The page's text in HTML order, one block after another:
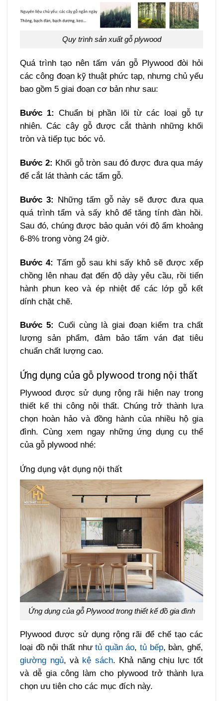
Quy trình sản xuất gỗ plywood
Quá trình tạo nên tấm ván gỗ Plywood đòi hỏi
các công đoạn kỹ thuật phức tạp, nhưng chủ yếu
bao gồm 5 giai đoạn cơ bản như sau:
Bước 1: Chuẩn bị phần lõi từ các loại gỗ tự
nhiên. Các cây gỗ được cắt thành những khối
tròn và tiếp tục bóc vỏ.
Bước 2: Khối gỗ tròn sau đó được đưa qua máy
để cắt lát thành các tấm gỗ.
Bước 3: Những tấm gỗ này sẽ được đưa qua
quá trình tẩm và sấy khô để tăng tính đàn hồi.
Sau đó, chúng được bảo quản với độ ẩm khoảng
6-8% trong vòng 24 giờ.
Bước 4: Tấm gỗ sau khi sấy khô sẽ được xếp
chồng lên nhau đạt đến độ dày yêu cầu, rồi tiến
hành phun keo và ép nhiệt để các lớp gỗ kết
dính chặt chẽ.
Bước 5: Cuối cùng là giai đoạn kiểm tra chất
lượng sản phẩm, đảm bảo tấm ván đạt tiêu
chuẩn chất lượng cao.
Ứng dụng của gỗ plywood trong nội thất
Plywood được sử dụng rộng rãi hiện nay trong
thiết kế thi công nội thất. Chúng trở thành lựa
chọn hoàn hảo và đồng hành của nhiều hộ gia
đình. Cùng xem ngay những ứng dụng cụ thể
của gỗ plywood nhé:
Ứng dụng vật dụng nội thất
Ứng dụng của gỗ Plywood trong thiết kế đồ gia đình
Plywood được sử dụng rộng rãi để chế tạo các
loại đồ nội thất nhưtủ quần áo,tủ bếp, bàn, ghế,
giường ngủ, và kệ sách. Khả năng chịu lực tốt
và dễ gia công làm cho plywood trở thành lựa
chọn ưu tiên cho các mục đích này.